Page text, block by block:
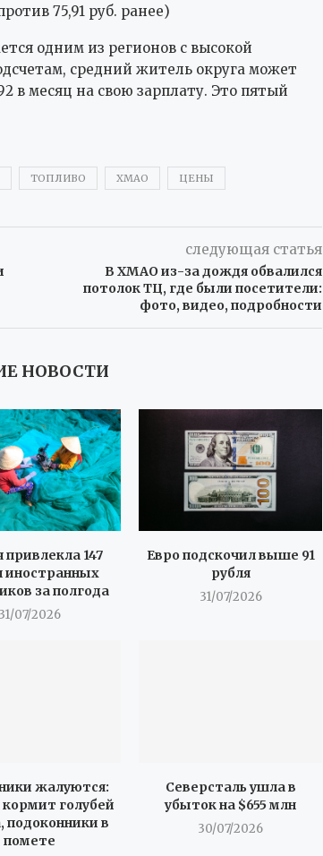
75,91 руб. ранее)
одним из регионов с высокой
средний житель округа может
в месяц на свою зарплату. Это пятый
ТОПЛИВО ХМАО ЦЕНЫ
следующая статья
В ХМАО из-за дождя обвалился
потолок ТЦ, где были посетители:
фото, видео, подробности
НОВОСТИ
привлекла 147
иностранных
за полгода
31/07/2026
Евро подскочил выше 91
рубля
31/07/2026
жалуются:
кормит голубей
подоконники в
помете
Северсталь ушла в
убыток на $655 млн
30/07/2026